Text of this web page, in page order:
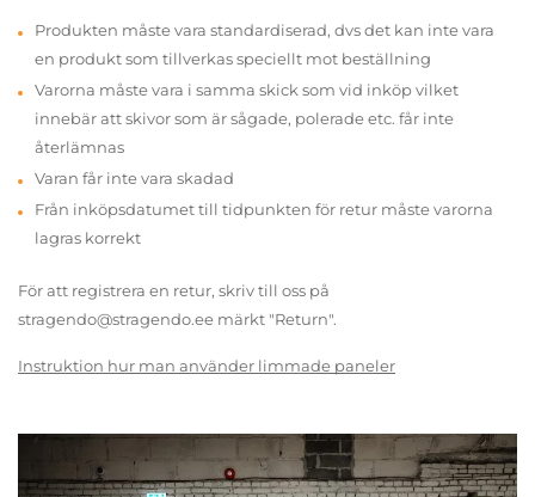
Produkten måste vara standardiserad, dvs det kan inte vara
en produkt som tillverkas speciellt mot beställning
Varorna måste vara i samma skick som vid inköp vilket
innebär att skivor som är sågade, polerade etc. får inte
återlämnas
Varan får inte vara skadad
Från inköpsdatumet till tidpunkten för retur måste varorna
lagras korrekt
För att registrera en retur, skriv till oss på
stragendo@stragendo.ee märkt "Return".
Instruktion hur man använder limmade paneler